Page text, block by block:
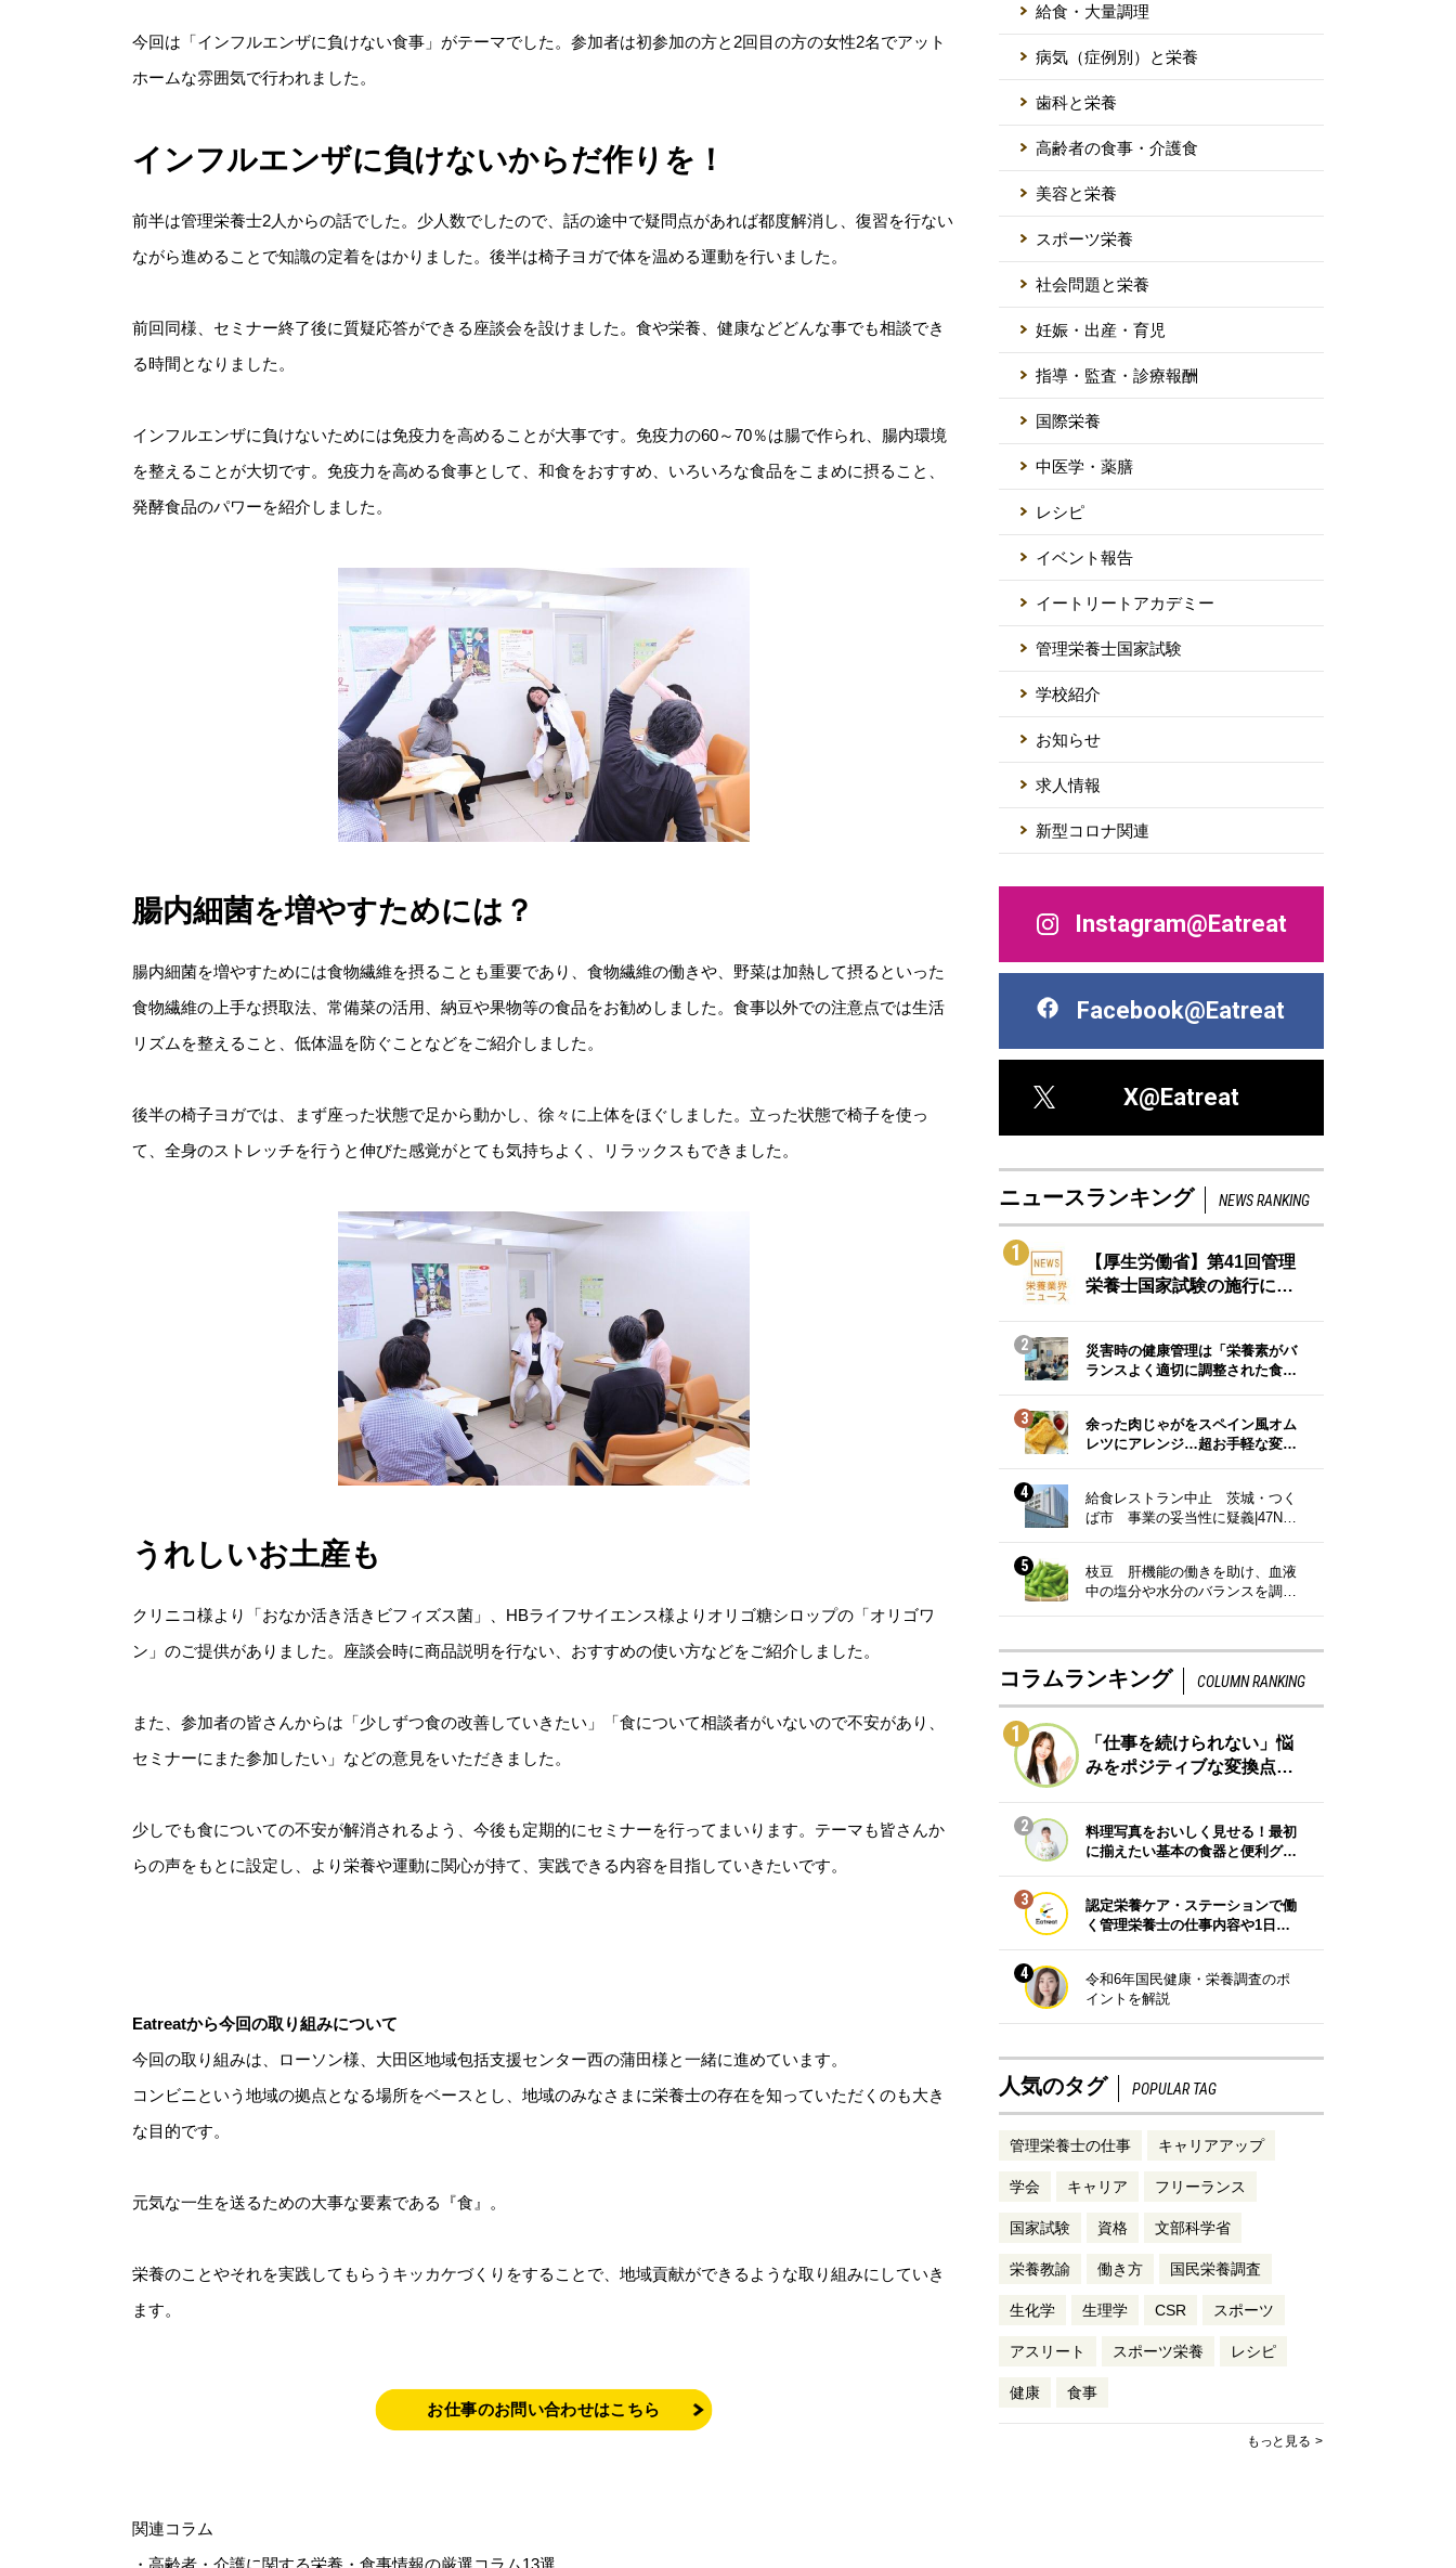
今回は「インフルエンザに負けない食事」がテーマでした。参加者は初参加の方と2回目の方の女性2名でアット
ホームな雰囲気で行われました。
インフルエンザに負けないからだ作りを！
前半は管理栄養士2人からの話でした。少人数でしたので、話の途中で疑問点があれば都度解消し、復習を行ない
ながら進めることで知識の定着をはかりました。後半は椅子ヨガで体を温める運動を行いました。
前回同様、セミナー終了後に質疑応答ができる座談会を設けました。食や栄養、健康などどんな事でも相談でき
る時間となりました。
インフルエンザに負けないためには免疫力を高めることが大事です。免疫力の60～70％は腸で作られ、腸内環境
を整えることが大切です。免疫力を高める食事として、和食をおすすめ、いろいろな食品をこまめに摂ること、
発酵食品のパワーを紹介しました。
腸内細菌を増やすためには？
腸内細菌を増やすためには食物繊維を摂ることも重要であり、食物繊維の働きや、野菜は加熱して摂るといった
食物繊維の上手な摂取法、常備菜の活用、納豆や果物等の食品をお勧めしました。食事以外での注意点では生活
リズムを整えること、低体温を防ぐことなどをご紹介しました。
後半の椅子ヨガでは、まず座った状態で足から動かし、徐々に上体をほぐしました。立った状態で椅子を使っ
て、全身のストレッチを行うと伸びた感覚がとても気持ちよく、リラックスもできました。
うれしいお土産も
クリニコ様より「おなか活き活きビフィズス菌」、HBライフサイエンス様よりオリゴ糖シロップの「オリゴワ
ン」のご提供がありました。座談会時に商品説明を行ない、おすすめの使い方などをご紹介しました。
また、参加者の皆さんからは「少しずつ食の改善していきたい」「食について相談者がいないので不安があり、
セミナーにまた参加したい」などの意見をいただきました。
少しでも食についての不安が解消されるよう、今後も定期的にセミナーを行ってまいります。テーマも皆さんか
らの声をもとに設定し、より栄養や運動に関心が持て、実践できる内容を目指していきたいです。
Eatreatから今回の取り組みについて
今回の取り組みは、ローソン様、大田区地域包括支援センター西の蒲田様と一緒に進めています。
コンビニという地域の拠点となる場所をベースとし、地域のみなさまに栄養士の存在を知っていただくのも大き
な目的です。
元気な一生を送るための大事な要素である『食』。
栄養のことやそれを実践してもらうキッカケづくりをすることで、地域貢献ができるような取り組みにしていき
ます。
お仕事のお問い合わせはこちら
関連コラム
・ 高齢者・介護に関する栄養・食事情報の厳選コラム13選
給食・大量調理
病気（症例別）と栄養
歯科と栄養
高齢者の食事・介護食
美容と栄養
スポーツ栄養
社会問題と栄養
妊娠・出産・育児
指導・監査・診療報酬
国際栄養
中医学・薬膳
レシピ
イベント報告
イートリートアカデミー
管理栄養士国家試験
学校紹介
お知らせ
求人情報
新型コロナ関連
Instagram@Eatreat
Facebook@Eatreat
X@Eatreat
ニュースランキング NEWS RANKING
1
【厚生労働省】第41回管理
栄養士国家試験の施行に…
2
災害時の健康管理は「栄養素がバ
ランスよく適切に調整された食…
3
余った肉じゃがをスペイン風オム
レツにアレンジ…超お手軽な変…
4
給食レストラン中止 茨城・つく
ば市 事業の妥当性に疑義|47N…
5
枝豆 肝機能の働きを助け、血液
中の塩分や水分のバランスを調…
コラムランキング COLUMN RANKING
1
「仕事を続けられない」悩
みをポジティブな変換点…
2
料理写真をおいしく見せる！最初
に揃えたい基本の食器と便利グ…
3
認定栄養ケア・ステーションで働
く管理栄養士の仕事内容や1日…
4
令和6年国民健康・栄養調査のポ
イントを解説
人気のタグ POPULAR TAG
管理栄養士の仕事 キャリアアップ
学会 キャリア フリーランス
国家試験 資格 文部科学省
栄養教諭 働き方 国民栄養調査
生化学 生理学 CSR スポーツ
アスリート スポーツ栄養 レシピ
健康 食事
もっと見る